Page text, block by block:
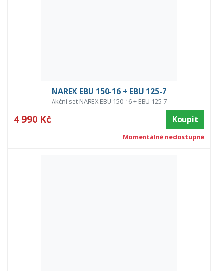
NAREX EBU 150-16 + EBU 125-7
Akční set NAREX EBU 150-16 + EBU 125-7
4 990 Kč Koupit
Momentálně nedostupné